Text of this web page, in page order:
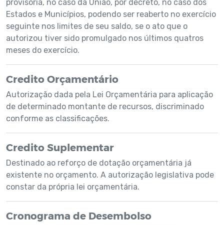
provisória, no caso da União, por decreto, no caso dos
Estados e Municípios, podendo ser reaberto no exercício
seguinte nos limites de seu saldo, se o ato que o
autorizou tiver sido promulgado nos últimos quatros
meses do exercício.
Credito Orçamentário
Autorização dada pela Lei Orçamentária para aplicação
de determinado montante de recursos, discriminado
conforme as classificações.
Credito Suplementar
Destinado ao reforço de dotação orçamentária já
existente no orçamento. A autorização legislativa pode
constar da própria lei orçamentária.
Cronograma de Desembolso